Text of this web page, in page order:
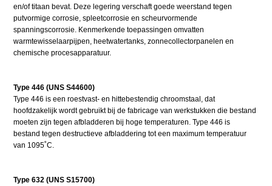
en/of titaan bevat. Deze legering verschaft goede weerstand tegen
putvormige corrosie, spleetcorrosie en scheurvormende
spanningscorrosie. Kenmerkende toepassingen omvatten
warmtewisselaarpijpen, heetwatertanks, zonnecollectorpanelen en
chemische procesapparatuur.
Type 446 (UNS S44600)
Type 446 is een roestvast- en hittebestendig chroomstaal, dat
hoofdzakelijk wordt gebruikt bij de fabricage van werkstukken die bestand
moeten zijn tegen afbladderen bij hoge temperaturen. Type 446 is
bestand tegen destructieve afbladdering tot een maximum temperatuur
van 1095˚C.
Type 632 (UNS S15700)